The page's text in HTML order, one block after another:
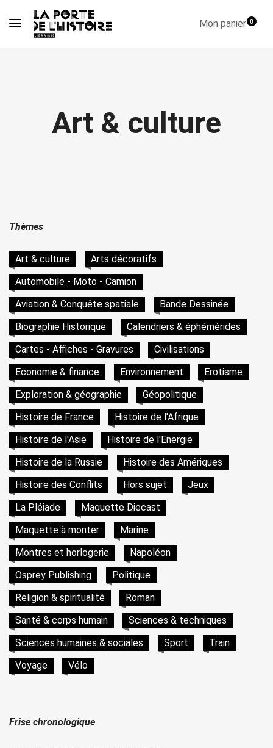
Mon panier0
Art & culture
Thèmes
Art & culture
Arts décoratifs
Automobile - Moto - Camion
Aviation & Conquête spatiale
Bande Dessinée
Biographie Historique
Calendriers & éphémérides
Cartes - Affiches - Gravures
Civilisations
Economie & finance
Environnement
Erotisme
Exploration & géographie
Géopolitique
Histoire de France
Histoire de l'Afrique
Histoire de l'Asie
Histoire de l'Energie
Histoire de la Russie
Histoire des Amériques
Histoire des Conflits
Hors sujet
Jeux
La Pléiade
Maquette Diecast
Maquette à monter
Marine
Montres et horlogerie
Napoléon
Osprey Publishing
Politique
Religion & spiritualité
Roman
Santé & corps humain
Sciences & techniques
Sciences humaines & sociales
Sport
Train
Voyage
Vélo
Frise chronologique